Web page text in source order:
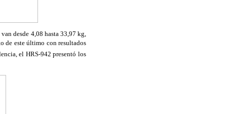
desde 4,08 hasta 33,97 kg,
de este último con resultados
el HRS-942 presentó los